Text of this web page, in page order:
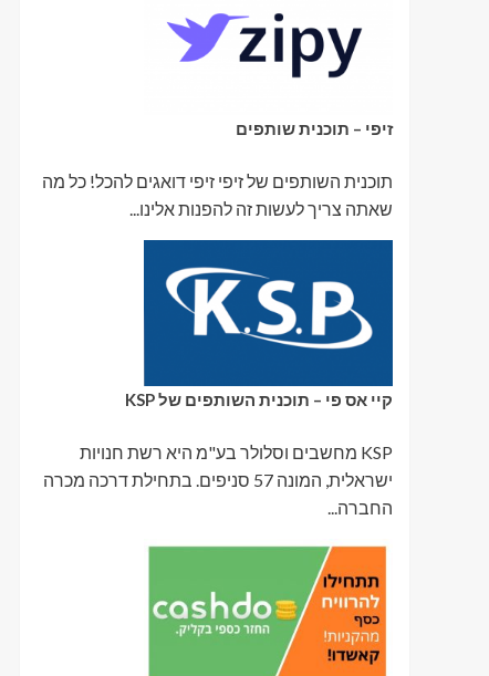
זיפי – תוכנית שותפים
תוכנית השותפים של זיפי זיפי דואגים להכל! כל מה
שאתה צריך לעשות זה להפנות אלינו...
קיי אס פי – תוכנית השותפים של KSP
KSP מחשבים וסלולר בע"מ היא רשת חנויות
ישראלית, המונה 57 סניפים. בתחילת דרכה מכרה
החברה...